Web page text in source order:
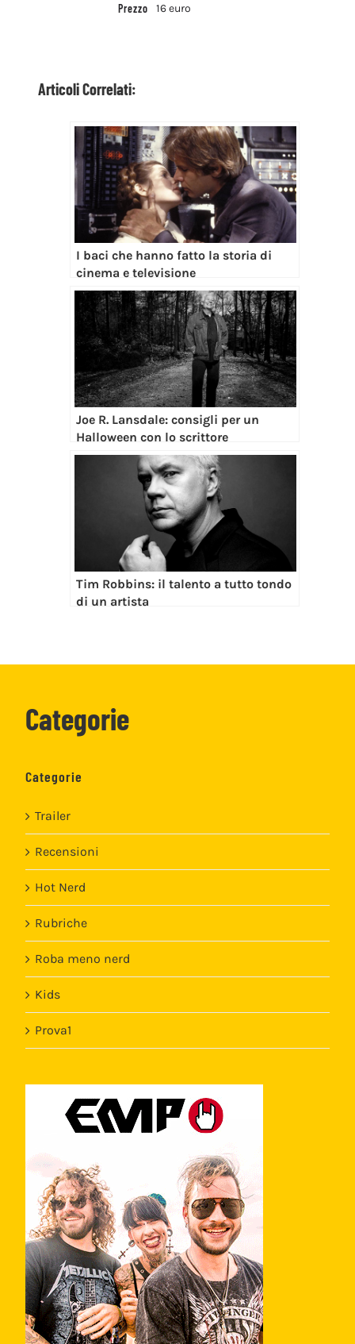
Prezzo
16 euro
Articoli Correlati:
I baci che hanno fatto la storia di
cinema e televisione
Joe R. Lansdale: consigli per un
Halloween con lo scrittore
Tim Robbins: il talento a tutto tondo
di un artista
Categorie
Categorie
Trailer
Recensioni
Hot Nerd
Rubriche
Roba meno nerd
Kids
Prova1